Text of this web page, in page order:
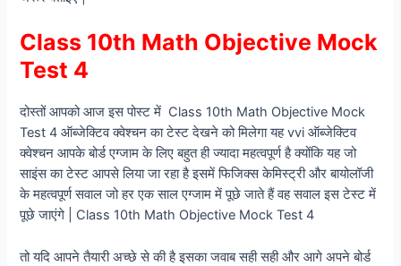
Class 10th Math Objective Mock
Test 4
दोस्तों आपको आज इस पोस्ट में Class 10th Math Objective Mock
Test 4 ऑब्जेक्टिव क्वेश्चन का टेस्ट देखने को मिलेगा यह vvi ऑब्जेक्टिव
क्वेश्चन आपके बोर्ड एग्जाम के लिए बहुत ही ज्यादा महत्वपूर्ण है क्योंकि यह जो
साइंस का टेस्ट आपसे लिया जा रहा है इसमें फिजिक्स केमिस्ट्री और बायोलॉजी
के महत्वपूर्ण सवाल जो हर एक साल एग्जाम में पूछे जाते हैं वह सवाल इस टेस्ट में
पूछे जाएंगे | Class 10th Math Objective Mock Test 4
तो यदि आपने तैयारी अच्छे से की है इसका जवाब सही सही और आगे अपने बोर्ड